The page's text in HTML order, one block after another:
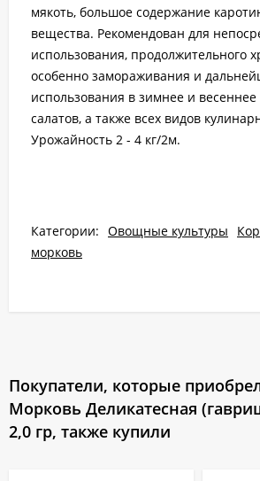
мякоть, большое содержание
вещества. Рекомендован для
использования, продолжительного
особенно замораживания и
использования в зимнее и
салатов, а также всех видов
Урожайность 2 - 4 кг/2м.
Категории: Овощные культуры
морковь
Покупатели, которые
Морковь Деликатесная
2,0 гр, также купили